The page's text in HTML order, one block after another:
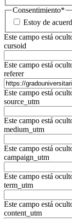
Consentimiento*
Estoy de
Este campo está
cursoid
Este campo está
referer
Este campo está
source_utm
Este campo está
medium_utm
Este campo está
campaign_utm
Este campo está
term_utm
Este campo está
content_utm